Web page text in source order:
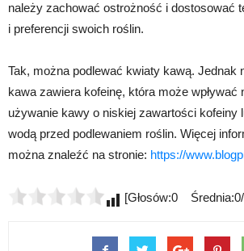
należy zachować ostrożność i dostosować
i preferencji swoich roślin.
Tak, można podlewać kwiaty kawą. Jednak
kawa zawiera kofeinę, która może wpływać
używanie kawy o niskiej zawartości kofeiny
wodą przed podlewaniem roślin. Więcej
można znaleźć na stronie: https://
[Głosów:0